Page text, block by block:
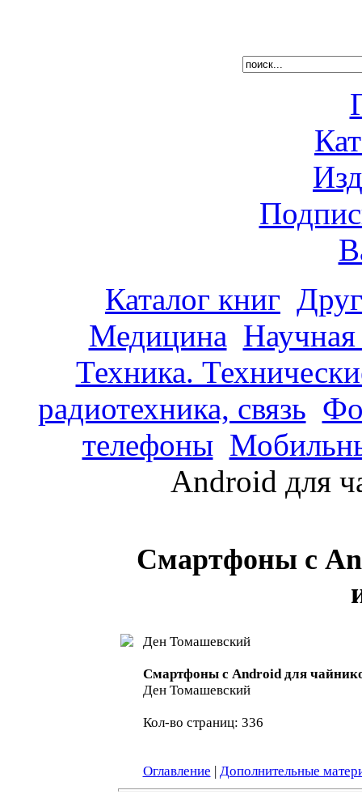
Каталог книг
Медицина Научная
Техника.
радиотехника, связь
телефоны
Android для
Смартфоны с
Ден Томашевский
Смартфоны с Android для
Ден Томашевский
Кол-во страниц: 336
Оглавление | Дополнительные